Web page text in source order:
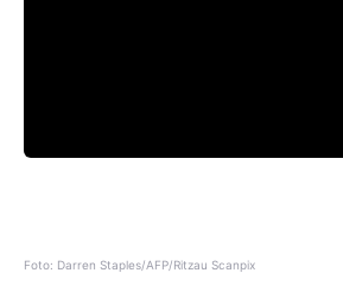
Foto: Darren Staples/AFP/Ritzau Scanpix